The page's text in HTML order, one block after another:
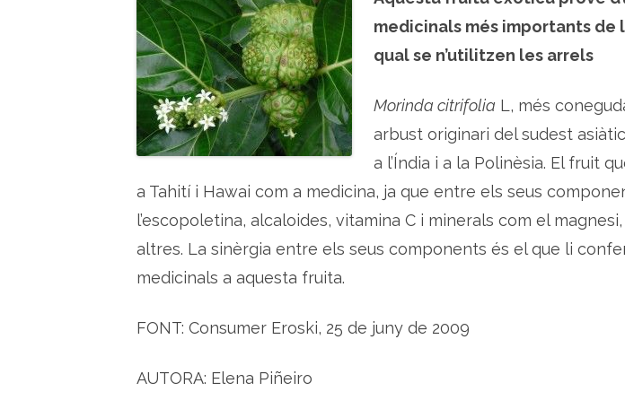
L
E
:
e
o
n
,
a
f
r
u
t
d
í
f
medicinals més importants de
qual se n’utilitzen les arrels
Morinda citrifolia L, més
arbust originari del sudest
a l’Índia i a la Polinèsia. El fruit
a Tahití i Hawai com a medicina, ja que entre els seus
l’escopoletina, alcaloides, vitamina C i minerals com el
altres. La sinèrgia entre els seus components és el que li
medicinals a aquesta fruita.
FONT: Consumer Eroski, 25 de juny de 2009
AUTORA: Elena Piñeiro